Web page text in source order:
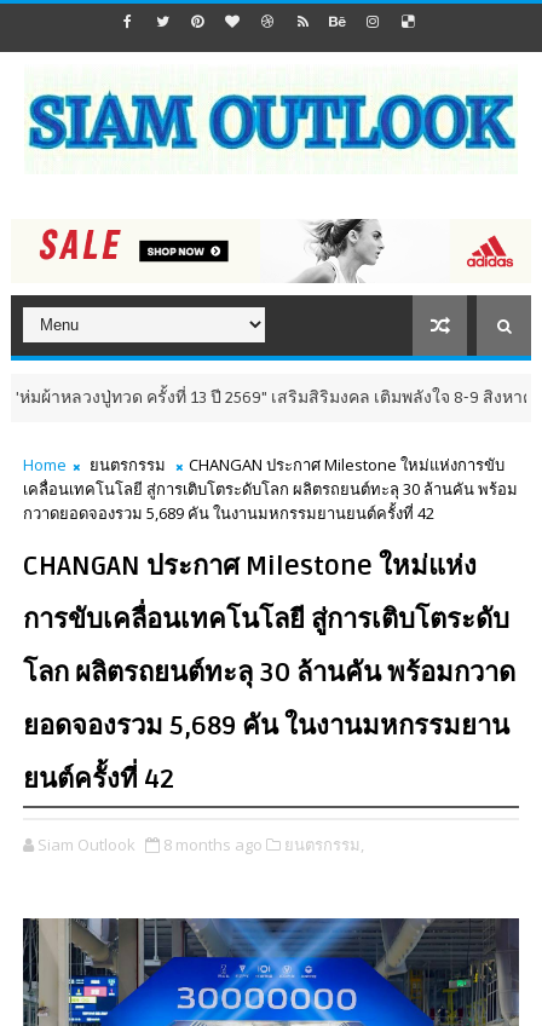
ทวด ครั้งที่ 13 ปี 2569" เสริมสิริมงคล เติมพลังใจ 8-9 สิงหาคม นี้ ณ วัด
Home ยนตรกรรม
CHANGAN ประกาศ Milestone ใหม่แห่งการขับ
เคลื่อนเทคโนโลยี สู่การเติบโตระดับโลก ผลิตรถยนต์ทะลุ 30 ล้านคัน พร้อม
กวาดยอดจองรวม 5,689 คัน ในงานมหกรรมยานยนต์ครั้งที่ 42
CHANGAN ประกาศ Milestone ใหม่แห่ง
การขับเคลื่อนเทคโนโลยี สู่การเติบโตระดับ
โลก ผลิตรถยนต์ทะลุ 30 ล้านคัน พร้อมกวาด
ยอดจองรวม 5,689 คัน ในงานมหกรรมยาน
ยนต์ครั้งที่ 42
Siam Outlook 8 months ago ยนตรกรรม,